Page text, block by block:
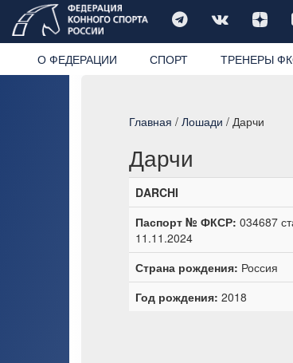
О ФЕДЕРАЦИИ СПОРТ ТРЕНЕРЫ
Главная / Лошади / Дарчи
Дарчи
DARCHI
Паспорт № ФКСР: 034687
11.11.2024
Страна рождения: Россия
Год рождения: 2018